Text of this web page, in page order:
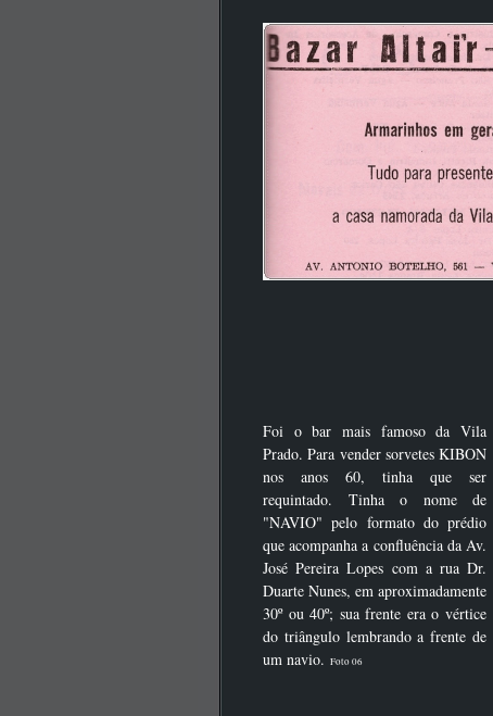
Foi o bar mais famoso da Vila
Prado. Para vender sorvetes KIBON
nos anos 60, tinha que ser
requintado. Tinha o nome de
"NAVIO" pelo formato do prédio
que acompanha a confluência da Av.
José Pereira Lopes com a rua Dr.
Duarte Nunes, em aproximadamente
30º ou 40º; sua frente era o vértice
do triângulo lembrando a frente de
um navio. Foto 06